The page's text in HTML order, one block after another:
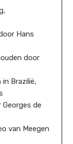
Hans
door
in Brazilië,
Georges de
van Meegen